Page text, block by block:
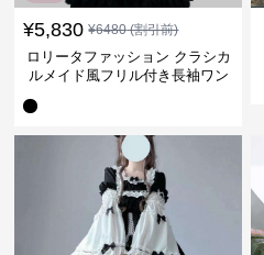
¥5,830 ¥6480(割引前)
ロリータファッション クラシカ
ルメイド風フリル付き長袖ワン